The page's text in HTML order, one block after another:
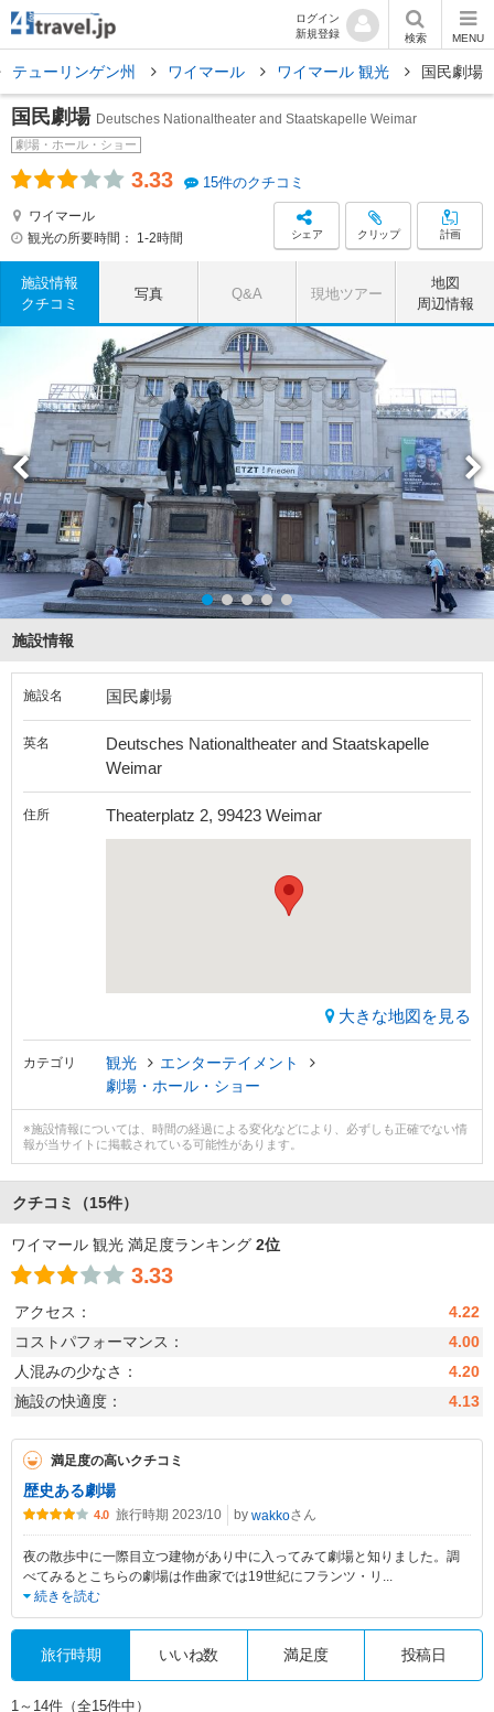
ログイン
新規登録
検索 MENU
テューリンゲン州 ワイマール ワイマール 観光 国民劇場
国民劇場 Deutsches Nationaltheater and Staatskapelle Weimar
劇場・ホール・ショー
3.33 15件のクチコミ
ワイマール
観光の所要時間：
1-2時間 シェア クリップ 計画
施設情報
クチコミ
写真 Q&A 現地ツアー
地図
周辺情報
施設情報
施設名 国民劇場
英名
Deutsches Nationaltheater and Staatskapelle
Weimar
住所 Theaterplatz 2, 99423 Weimar
大きな地図を見る
カテゴリ 観光
エンターテイメント
劇場・ホール・ショー
※施設情報については、時間の経過による変化などにより、必ずしも正確でない情
報が当サイトに掲載されている可能性があります。
クチコミ （15件）
ワイマール 観光 満足度ランキング 2位
3.33
アクセス：
4.22
コストパフォーマンス：
4.00
人混みの少なさ：
4.20
施設の快適度：
4.13
満足度の高いクチコミ
歴史ある劇場
4.0 旅行時期 2023/10 by wakkoさん
夜の散歩中に一際目立つ建物があり中に入ってみて劇場と知りました。調
べてみるとこちらの劇場は作曲家では19世紀にフランツ・リ ...
続きを読む
旅行時期 いいね数 満足度 投稿日
1～14件（全15件中）